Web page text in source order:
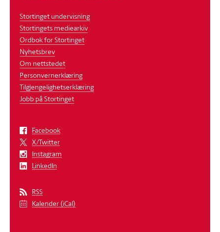
Stortinget undervisning
Stortingets mediearkiv
Ordbok for Stortinget
Nyhetsbrev
Om nettstedet
Personvernerklæring
Tilgjengelighetserklæring
Jobb på Stortinget
Facebook
X/Twitter
Instagram
LinkedIn
RSS
Kalender (iCal)